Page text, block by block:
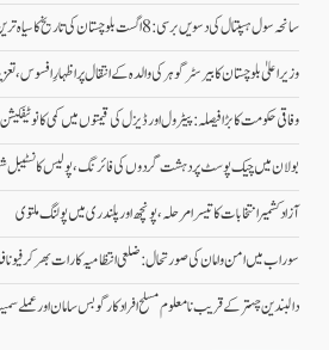
سانحہ سول ہسپتال کی دسویں برسی: 8 اگست بلوچستان کی تاریخ کا سیاہ ترین دن ہے، وزیر اعلیٰ میر سرفراز بگٹی
وزیر اعلیٰ بلوچستان کا بیرسٹر گوہر کی والدہ کے انتقال پر اظہارِ افسوس،
وفاقی حکومت کا بڑا فیصلہ: پیٹرول اور ڈیزل کی قیمتوں میں کمی کا
بولان میں چیک پوسٹ پر دہشت گردوں کی فائرنگ، پولیس کانسٹیبل
آزاد کشمیر انتخابات کا تیسرا مرحلہ، پونچھ اور پلندری میں پولنگ ملتوی
سوراب میں امن و امان کی صورتحال: ضلعی انتظامیہ کا رات بھر کرفیو
دالبندین چہتر کے قریب نامعلوم مسلح افراد کارگو بس سامان اور